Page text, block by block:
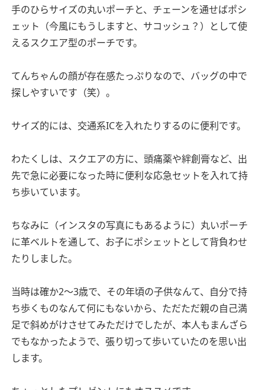
手のひらサイズの丸いポーチと、チェーンを通せばポシ
ェット（今風にもうしますと、サコッシュ？）として使
えるスクエア型のポーチです。
てんちゃんの顔が存在感たっぷりなので、バッグの中で
探しやすいです（笑）。
サイズ的には、交通系ICを入れたりするのに便利です。
わたくしは、スクエアの方に、頭痛薬や絆創膏など、出
先で急に必要になった時に便利な応急セットを入れて持
ち歩いています。
ちなみに（インスタの写真にもあるように）丸いポーチ
に革ベルトを通して、お子にポシェットとして背負わせ
たりしました。
当時は確か2〜3歳で、その年頃の子供なんて、自分で持
ち歩くものなんて何にもないから、ただただ親の自己満
足で斜めがけさせてみただけでしたが、本人もまんざら
でもなかったようで、張り切って歩いていたのを思い出
します。